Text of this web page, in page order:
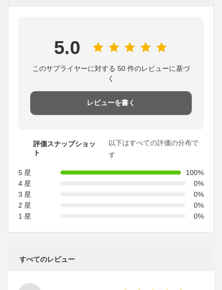
5.0
このサプライヤーに対する 50 件のレビューに基づ
く
レビューを書く
評価スナップショッ
ト
以下はすべての評価の分布で
す
5 星
100%
4 星
0%
3 星
0%
2 星
0%
1 星
0%
すべてのレビュー